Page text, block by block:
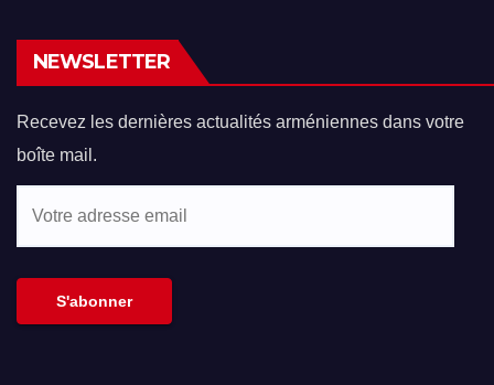
NEWSLETTER
Recevez les dernières actualités arméniennes dans votre
boîte mail.
S'abonner